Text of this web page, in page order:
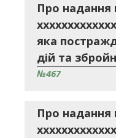
Про надання
яка
дій та
№467
Про надання